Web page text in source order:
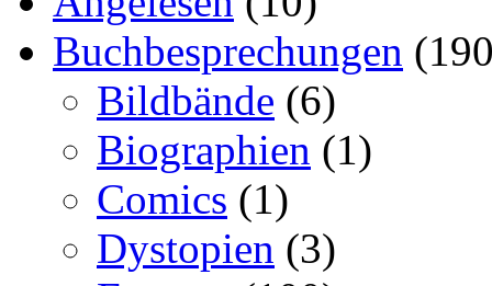
Buchbesprechungen
Bildbände (6)
Biographien (1)
Comics (1)
Dystopien (3)